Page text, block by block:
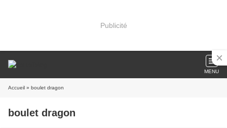
Publicité
MENU
Accueil » boulet dragon
boulet dragon